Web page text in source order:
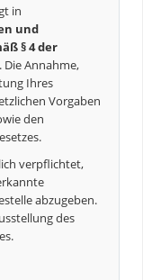
in
und
§ 4 der
Annahme,
Ihres
Vorgaben
den
verpflichtet,
abzugeben.
des